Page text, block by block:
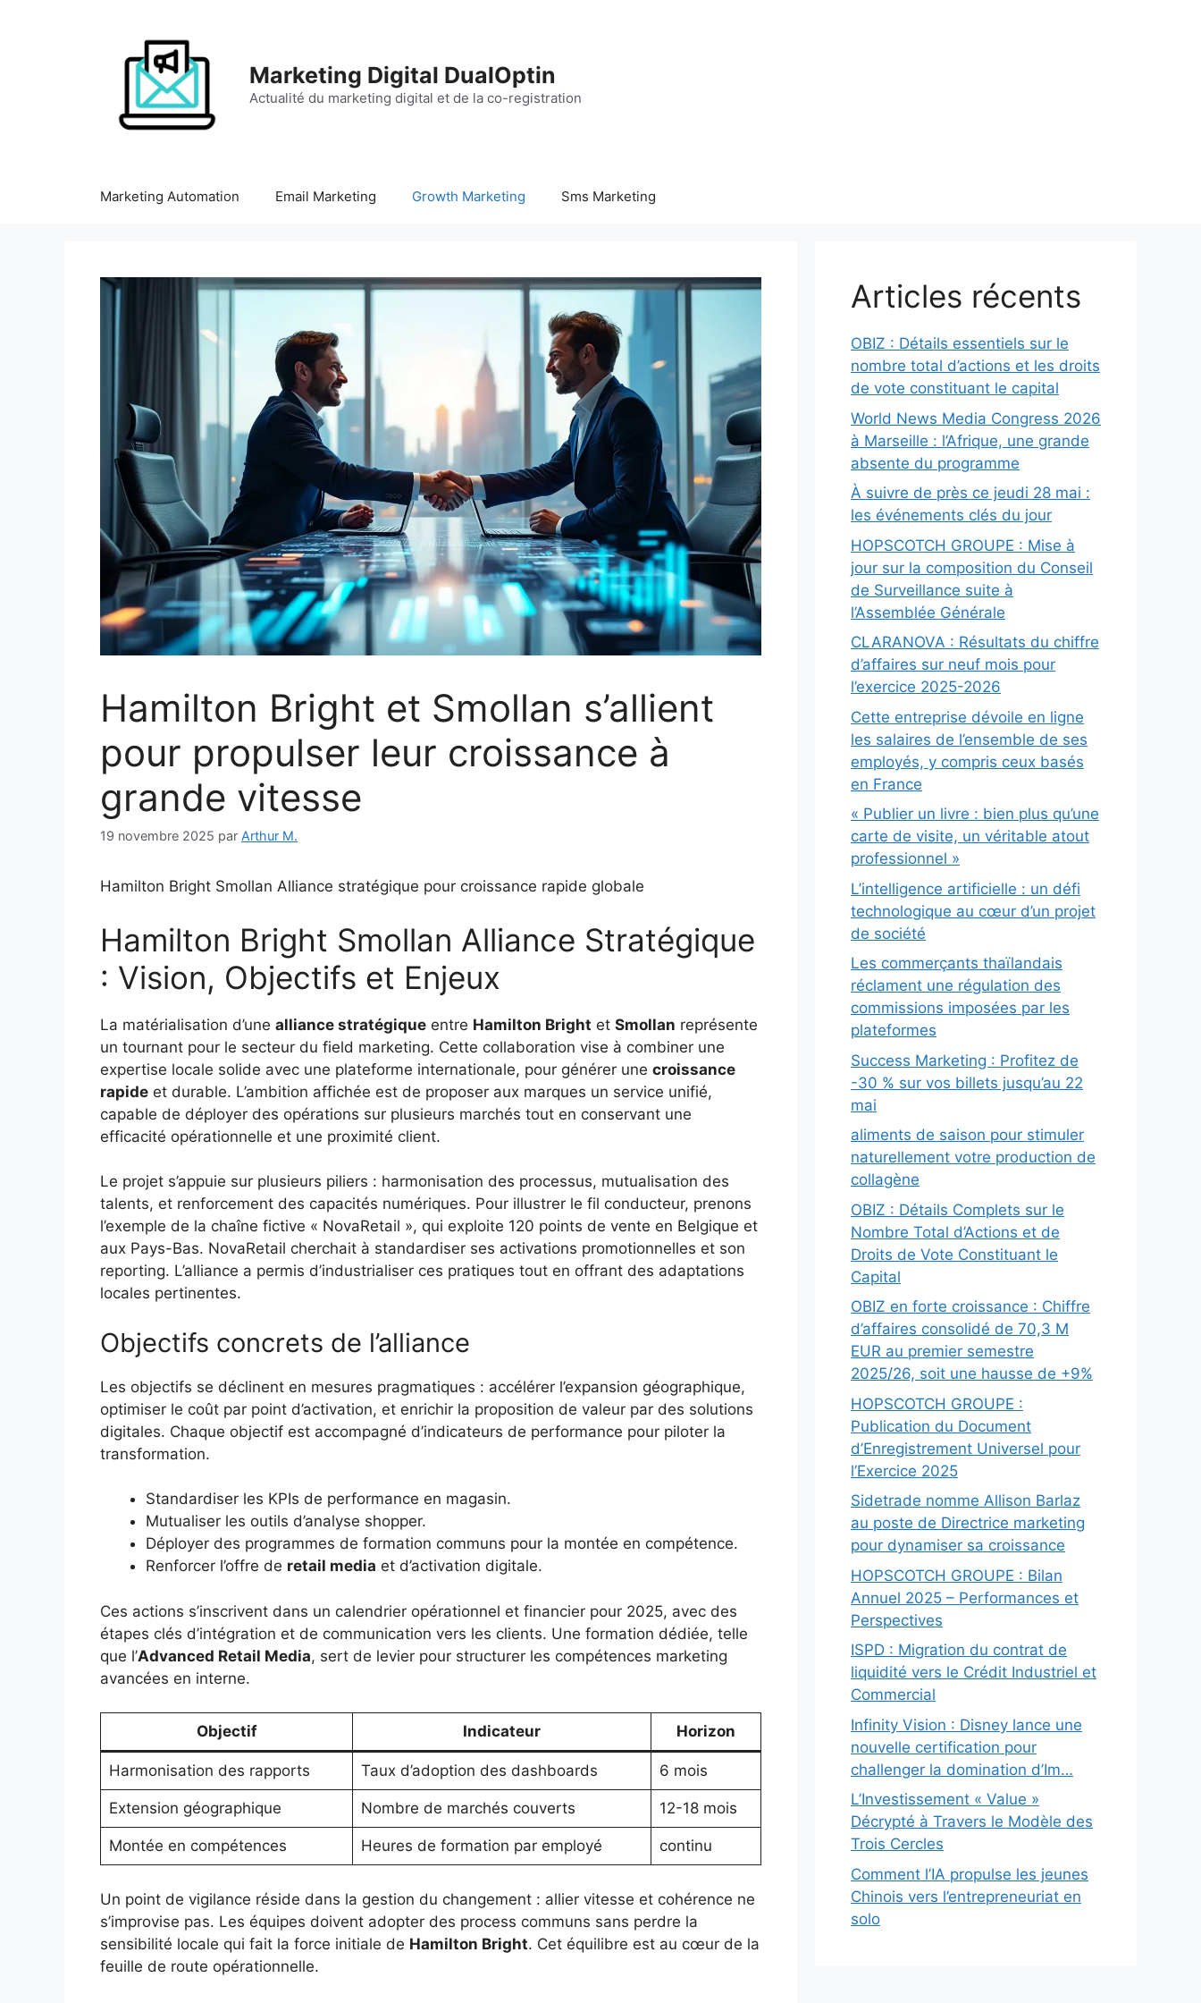
Marketing Digital DualOptin
Actualité du marketing digital et de la co-registration
Marketing Automation Email Marketing Growth Marketing Sms Marketing
Hamilton Bright et Smollan s’allient
pour propulser leur croissance à
grande vitesse
19 novembre 2025 par Arthur M.
Hamilton Bright Smollan Alliance stratégique pour croissance rapide globale
Hamilton Bright Smollan Alliance Stratégique
: Vision, Objectifs et Enjeux
La matérialisation d’une alliance stratégique entre Hamilton Bright et Smollan représente
un tournant pour le secteur du field marketing. Cette collaboration vise à combiner une
expertise locale solide avec une plateforme internationale, pour générer une croissance
rapide et durable. L’ambition affichée est de proposer aux marques un service unifié,
capable de déployer des opérations sur plusieurs marchés tout en conservant une
efficacité opérationnelle et une proximité client.
Le projet s’appuie sur plusieurs piliers : harmonisation des processus, mutualisation des
talents, et renforcement des capacités numériques. Pour illustrer le fil conducteur, prenons
l’exemple de la chaîne fictive « NovaRetail », qui exploite 120 points de vente en Belgique et
aux Pays-Bas. NovaRetail cherchait à standardiser ses activations promotionnelles et son
reporting. L’alliance a permis d’industrialiser ces pratiques tout en offrant des adaptations
locales pertinentes.
Objectifs concrets de l’alliance
Les objectifs se déclinent en mesures pragmatiques : accélérer l’expansion géographique,
optimiser le coût par point d’activation, et enrichir la proposition de valeur par des solutions
digitales. Chaque objectif est accompagné d’indicateurs de performance pour piloter la
transformation.
Standardiser les KPIs de performance en magasin.
Mutualiser les outils d’analyse shopper.
Déployer des programmes de formation communs pour la montée en compétence.
Renforcer l’offre de retail media et d’activation digitale.
Ces actions s’inscrivent dans un calendrier opérationnel et financier pour 2025, avec des
étapes clés d’intégration et de communication vers les clients. Une formation dédiée, telle
que l’Advanced Retail Media, sert de levier pour structurer les compétences marketing
avancées en interne.
Objectif Indicateur Horizon
Harmonisation des rapports Taux d’adoption des dashboards 6 mois
Extension géographique Nombre de marchés couverts 12-18 mois
Montée en compétences Heures de formation par employé continu
Un point de vigilance réside dans la gestion du changement : allier vitesse et cohérence ne
s’improvise pas. Les équipes doivent adopter des process communs sans perdre la
sensibilité locale qui fait la force initiale de Hamilton Bright. Cet équilibre est au cœur de la
feuille de route opérationnelle.
Articles récents
OBIZ : Détails essentiels sur le
nombre total d’actions et les droits
de vote constituant le capital
World News Media Congress 2026
à Marseille : l’Afrique, une grande
absente du programme
À suivre de près ce jeudi 28 mai :
les événements clés du jour
HOPSCOTCH GROUPE : Mise à
jour sur la composition du Conseil
de Surveillance suite à
l’Assemblée Générale
CLARANOVA : Résultats du chiffre
d’affaires sur neuf mois pour
l’exercice 2025-2026
Cette entreprise dévoile en ligne
les salaires de l’ensemble de ses
employés, y compris ceux basés
en France
« Publier un livre : bien plus qu’une
carte de visite, un véritable atout
professionnel »
L’intelligence artificielle : un défi
technologique au cœur d’un projet
de société
Les commerçants thaïlandais
réclament une régulation des
commissions imposées par les
plateformes
Success Marketing : Profitez de
-30 % sur vos billets jusqu’au 22
mai
aliments de saison pour stimuler
naturellement votre production de
collagène
OBIZ : Détails Complets sur le
Nombre Total d’Actions et de
Droits de Vote Constituant le
Capital
OBIZ en forte croissance : Chiffre
d’affaires consolidé de 70,3 M
EUR au premier semestre
2025/26, soit une hausse de +9%
HOPSCOTCH GROUPE :
Publication du Document
d’Enregistrement Universel pour
l’Exercice 2025
Sidetrade nomme Allison Barlaz
au poste de Directrice marketing
pour dynamiser sa croissance
HOPSCOTCH GROUPE : Bilan
Annuel 2025 – Performances et
Perspectives
ISPD : Migration du contrat de
liquidité vers le Crédit Industriel et
Commercial
Infinity Vision : Disney lance une
nouvelle certification pour
challenger la domination d’Im…
L’Investissement « Value »
Décrypté à Travers le Modèle des
Trois Cercles
Comment l’IA propulse les jeunes
Chinois vers l’entrepreneuriat en
solo